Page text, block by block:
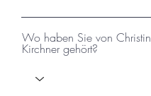
Wo haben Sie von Christin
Kirchner gehört?